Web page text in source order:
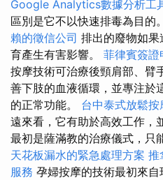
Google Analytics數據分析工
區別是它不以快速排毒為目的。
賴的徵信公司 排出的廢物如
育產生有害影響。 菲律賓簽證
按摩技術可治療後頸肩部、臂
善下肢的血液循環，並專注於
的正常功能。 台中泰式放鬆按
遠來看，它有助於高效工作，
最初是薩滿教的治療儀式，只
天花板漏水的緊急處理方案 推
服務 孕婦按摩的技術最初來